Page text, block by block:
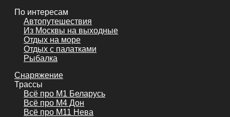
По интересам
Автопутешествия
Из Москвы на выходные
Отдых на море
Отдых с палатками
Рыбалка
Снаряжение
Трассы
Всё про М1 Беларусь
Всё про М4 Дон
Всё про М11 Нева